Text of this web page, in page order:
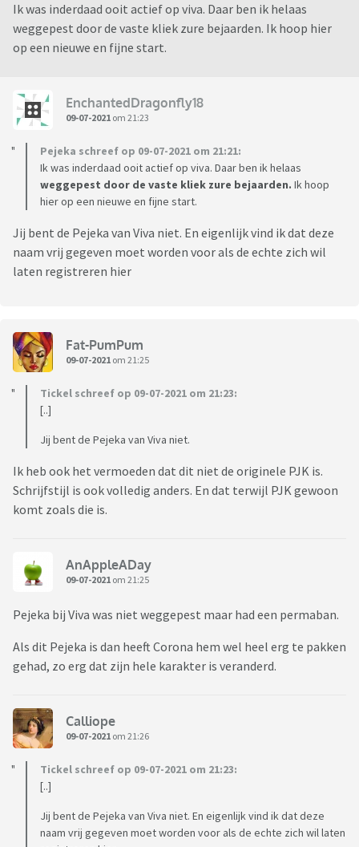
Ik was inderdaad ooit actief op viva. Daar ben ik helaas
weggepest door de vaste kliek zure bejaarden. Ik hoop hier
op een nieuwe en fijne start.
EnchantedDragonfly18
09-07-2021 om 21:23
Pejeka schreef op 09-07-2021 om 21:21:
Ik was inderdaad ooit actief op viva. Daar ben ik helaas
weggepest door de vaste kliek zure bejaarden. Ik hoop
hier op een nieuwe en fijne start.
Jij bent de Pejeka van Viva niet. En eigenlijk vind ik dat deze
naam vrij gegeven moet worden voor als de echte zich wil
laten registreren hier
Fat-PumPum
09-07-2021 om 21:25
Tickel schreef op 09-07-2021 om 21:23:
[..]
Jij bent de Pejeka van Viva niet.
Ik heb ook het vermoeden dat dit niet de originele PJK is.
Schrijfstijl is ook volledig anders. En dat terwijl PJK gewoon
komt zoals die is.
AnAppleADay
09-07-2021 om 21:25
Pejeka bij Viva was niet weggepest maar had een permaban.
Als dit Pejeka is dan heeft Corona hem wel heel erg te pakken
gehad, zo erg dat zijn hele karakter is veranderd.
Calliope
09-07-2021 om 21:26
Tickel schreef op 09-07-2021 om 21:23:
[..]
Jij bent de Pejeka van Viva niet. En eigenlijk vind ik dat deze
naam vrij gegeven moet worden voor als de echte zich wil laten